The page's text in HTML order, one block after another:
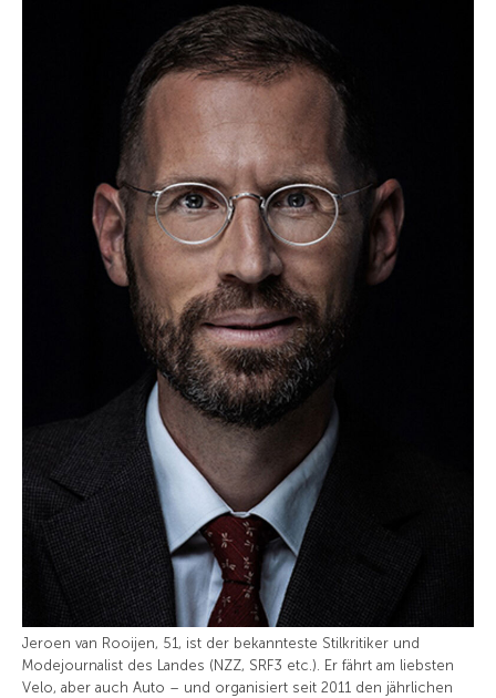
Jeroen van Rooijen, 51, ist der bekannteste Stilkritiker und
Modejournalist des Landes (NZZ, SRF3 etc.). Er fährt am liebsten
Velo, aber auch Auto – und organisiert seit 2011 den jährlichen